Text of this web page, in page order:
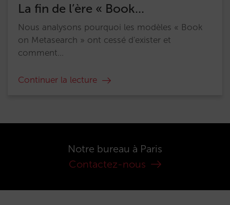
La fin de l’ère « Book...
Nous analysons pourquoi les modèles « Book
on Metasearch » ont cessé d'exister et
comment...
Continuer la lecture
Notre bureau à Paris
Contactez-nous